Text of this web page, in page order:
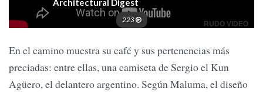
En el camino muestra su café y sus pertenencias más
preciadas: entre ellas, una camiseta de Sergio el Kun
Agüero, el delantero argentino. Según Maluma, el diseño